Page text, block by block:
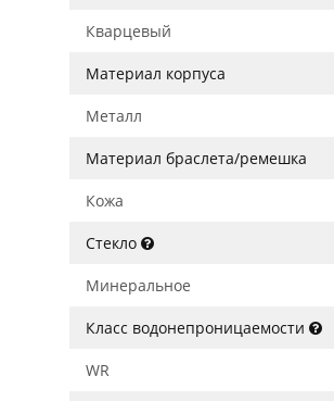
Кварцевый
Материал корпуса
Металл
Материал браслета/ремешка
Кожа
Стекло
Минеральное
Класс водонепроницаемости
WR